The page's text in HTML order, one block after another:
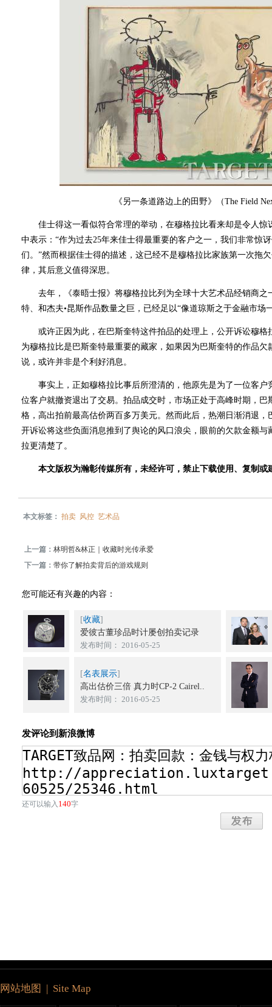
《另一条道路边上的田野》（The Field
佳士得这一看似符合常理的举动，在穆格拉比看来却是令人惊
中表示：“作为过去25年来佳士得最重要的客户之一，我们非常惊
们。”然而根据佳士得的描述，这已经不是穆格拉比家族第一次拖
律，其后意义值得深思。
去年，《泰晤士报》将穆格拉比列为全球十大艺术品经销商之
特、和杰夫•昆斯作品数量之巨，已经足以“像道琼斯之于金融市场
或许正因为此，在巴斯奎特这件拍品的处理上，公开诉讼穆格
为穆格拉比是巴斯奎特最重要的藏家，如果因为巴斯奎特的作品
说，或许并非是个利好消息。
事实上，正如穆格拉比事后所澄清的，他原先是为了一位客户
位客户就撤资退出了交易。拍品成交时，市场正处于高峰时期，
格，高出拍前最高估价两百多万美元。然而此后，热潮日渐消退
开诉讼将这些负面消息推到了舆论的风口浪尖，眼前的欠款金额
拉更清楚了。
本文版权为瀚彰传媒所有，未经许可，禁止下载使用、复制或
本文标签：拍卖 风控 艺术品
上一篇：林明哲&林正｜收藏时光传承爱
下一篇：带你了解拍卖背后的游戏规则
您可能还有兴趣的内容：
[收藏]
爱彼古董珍品时计屡创拍卖记录
发布时间： 2016-05-25
[名表展示]
高出估价三倍 真力时CP-2 Cairel..
发布时间： 2016-05-25
发评论到新浪微博
还可以输入 140字
网站地图 | Site Map